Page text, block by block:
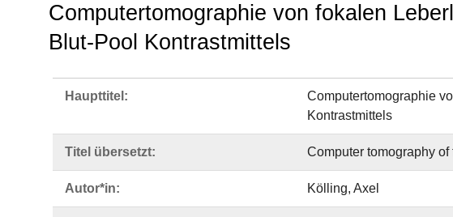
Computertomographie von fokalen
Blut-Pool Kontrastmittels
Haupttitel:
Computertomographie
Kontrastmittels
Titel übersetzt: Computer tomography
Autor*in: Kölling, Axel